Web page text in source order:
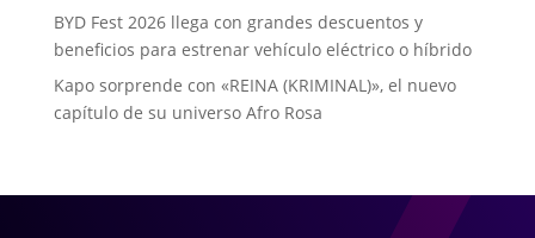
BYD Fest 2026 llega con grandes descuentos y
beneficios para estrenar vehículo eléctrico o híbrido
Kapo sorprende con «REINA (KRIMINAL)», el nuevo
capítulo de su universo Afro Rosa